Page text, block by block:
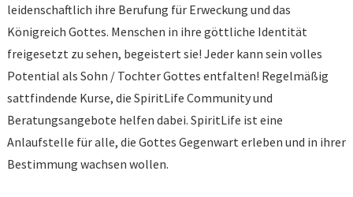
leidenschaftlich ihre Berufung für Erweckung und das
Königreich Gottes. Menschen in ihre göttliche Identität
freigesetzt zu sehen, begeistert sie! Jeder kann sein volles
Potential als Sohn / Tochter Gottes entfalten! Regelmäßig
sattfindende Kurse, die SpiritLife Community und
Beratungsangebote helfen dabei. SpiritLife ist eine
Anlaufstelle für alle, die Gottes Gegenwart erleben und in ihrer
Bestimmung wachsen wollen.